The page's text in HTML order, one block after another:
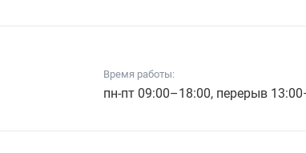
Время работы:
пн-пт 09:00–18:00, перерыв